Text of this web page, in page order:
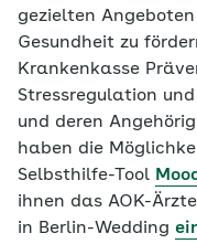
gezielten
Gesundheit zu
Krankenkasse
Stressregulation
und deren
haben die
Selbsthilfe-Tool
ihnen das AOK-
in Berlin-Wedding